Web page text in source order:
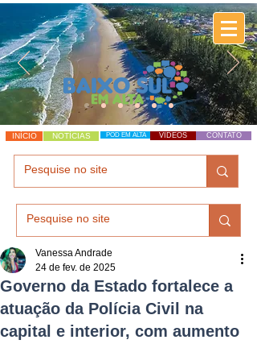
INÍCIO NOTÍCIAS POD EM ALTA VÍDEOS CONTATO
Governo da Estado fortalece a
atuação da Polícia Civil na
capital e interior, com aumento
Vanessa Andrade
24 de fev. de 2025